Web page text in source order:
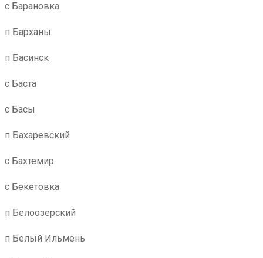
с Барановка
п Барханы
п Басинск
с Баста
с Басы
п Бахаревский
с Бахтемир
с Бекетовка
п Белоозерский
п Белый Ильмень